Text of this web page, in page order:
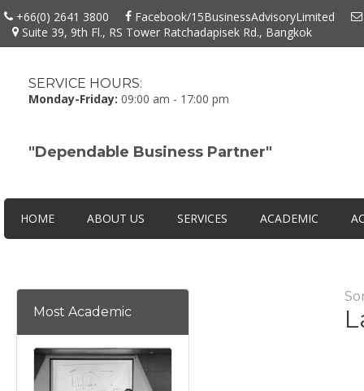
+66(0) 2641 3800
Facebook/15BusinessAdvisoryLimited
Suite 39, 9th Fl., RS Tower Ratchadapisek Rd., Bangkok
SERVICE HOURS:
Monday-Friday: 09:00 am - 17:00 pm
"Dependable Business Partner"
HOME ABOUT US SERVICES ACADEMIC
Most Academic